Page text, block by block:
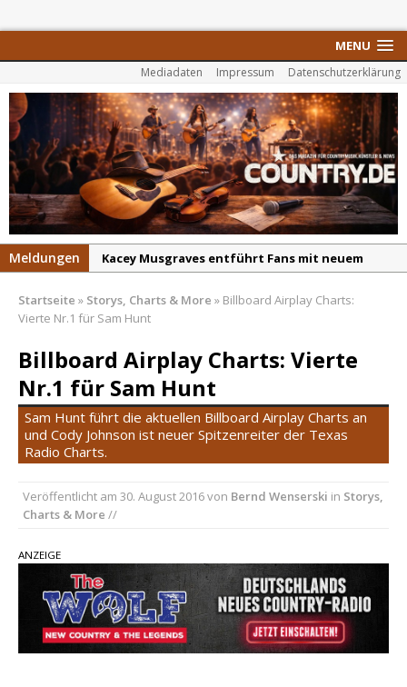
MENU
Mediadaten Impressum Datenschutzerklärung
Meldungen
Kacey Musgraves entführt Fans mit neuem
Carter Faith mit brandneuem Musikvideo zu
Son Volt – „Sound Signal Serenades“ erscheint
am 28. August
Country Music Hot News – 2. August 2026: Dolly
Parton, Bill Anderson und Shaboozey im Fokus
Chris Johnson & The Hollywood Hillbillies
Ahead“ an
Startseite » Storys, Charts & More » Billboard Airplay Charts:
Vierte Nr.1 für Sam Hunt
Billboard Airplay Charts: Vierte
Nr.1 für Sam Hunt
Sam Hunt führt die aktuellen Billboard Airplay Charts an
und Cody Johnson ist neuer Spitzenreiter der Texas
Radio Charts.
Veröffentlicht am 30. August 2016von Bernd Wenserski in Storys,
Charts & More //
ANZEIGE